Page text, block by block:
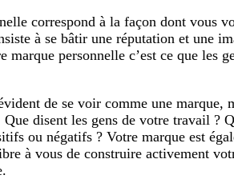
correspond à la façon dont vous
à se bâtir une réputation et une
marque personnelle c’est ce que les
de se voir comme une marque,
Que disent les gens de votre travail ?
ou négatifs ? Votre marque est
à vous de construire activement